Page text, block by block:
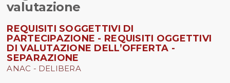
valutazione
REQUISITI SOGGETTIVI DI
PARTECIPAZIONE - REQUISITI OGGETTIVI
DI VALUTAZIONE DELL’OFFERTA -
SEPARAZIONE
ANAC - DELIBERA